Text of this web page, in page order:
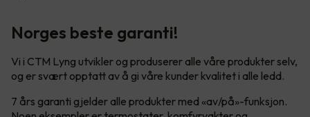
Norges beste garanti!
Vi i CTM Lyng utvikler og produserer alle våre produkter selv,
og er svært opptatt av å gi våre kunder kvalitet i alle ledd.
7 års garanti gjelder alle produkter med «av/på»-funksjon.